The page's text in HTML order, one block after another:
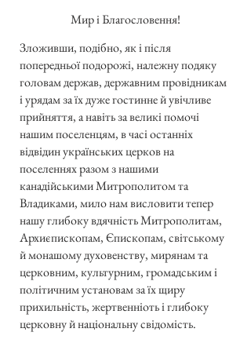
Мир і Благословення!
Зложивши, подібно, як і після
попередньої подорожі, належну подяку
головам держав, державним провідникам
і урядам за їх дуже гостинне й увічливе
прийняття, а навіть за великі помочі
нашим поселенцям, в часі останніх
відвідин українських церков на
поселеннях разом з нашими
канадійськими Митрополитом та
Владиками, мило нам висловити тепер
нашу глибоку вдячність Митрополитам,
Архиєпископам, Єпископам, світському
й монашому духовенству, мирянам та
церковним, культурним, громадським і
політичним установам за їх щиру
прихильність, жертвенніоть і глибоку
церковну й національну свідомість.